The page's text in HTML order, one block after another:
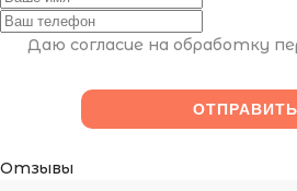
Даю согласие на обработку
Отзывы